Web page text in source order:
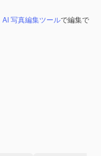
AI 写真編集ツールで編集で